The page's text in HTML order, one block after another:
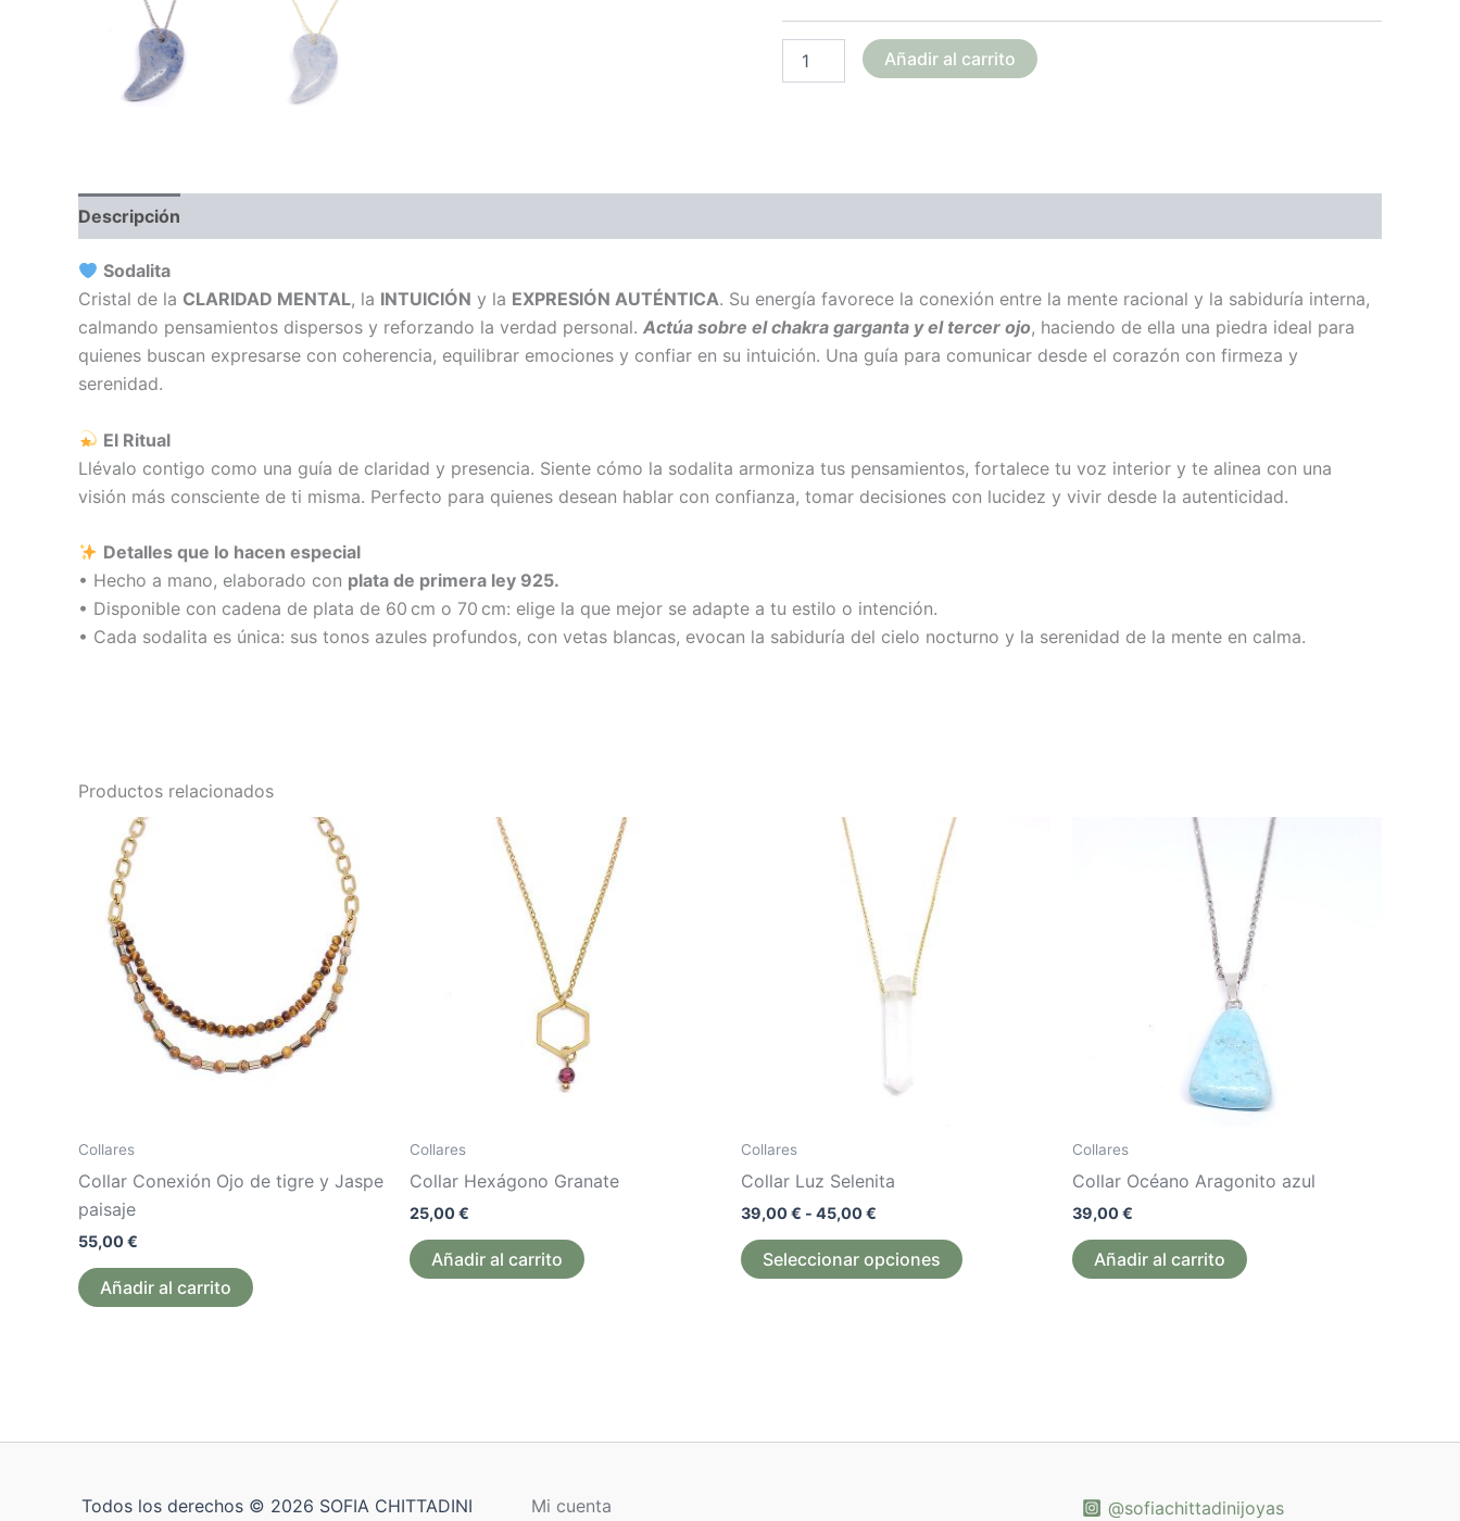
Añadir al carrito
Descripción
Sodalita
Cristal de la CLARIDAD MENTAL, la INTUICIÓN y la EXPRESIÓN AUTÉNTICA. Su energía favorece la conexión entre la mente racional y la sabiduría interna,
calmando pensamientos dispersos y reforzando la verdad personal. Actúa sobre el chakra garganta y el tercer ojo, haciendo de ella una piedra ideal para
quienes buscan expresarse con coherencia, equilibrar emociones y confiar en su intuición. Una guía para comunicar desde el corazón con firmeza y
serenidad.
El Ritual
Llévalo contigo como una guía de claridad y presencia. Siente cómo la sodalita armoniza tus pensamientos, fortalece tu voz interior y te alinea con una
visión más consciente de ti misma. Perfecto para quienes desean hablar con confianza, tomar decisiones con lucidez y vivir desde la autenticidad.
Detalles que lo hacen especial
• Hecho a mano, elaborado con plata de primera ley 925.
• Disponible con cadena de plata de 60 cm o 70 cm: elige la que mejor se adapte a tu estilo o intención.
• Cada sodalita es única: sus tonos azules profundos, con vetas blancas, evocan la sabiduría del cielo nocturno y la serenidad de la mente en calma.
Productos relacionados
Collares
Collar Conexión Ojo de tigre y Jaspe
paisaje
55,00€
Añadir al carrito
Collares
Collar Hexágono Granate
25,00€
Añadir al carrito
Collares
Collar Luz Selenita
39,00€ - 45,00€
39,00 €
45,00 €
Seleccionar opciones
Collares
Collar Océano Aragonito azul
39,00€
Añadir al carrito
Todos los derechos © 2026 SOFIA CHITTADINI Mi cuenta @sofiachittadinijoyas